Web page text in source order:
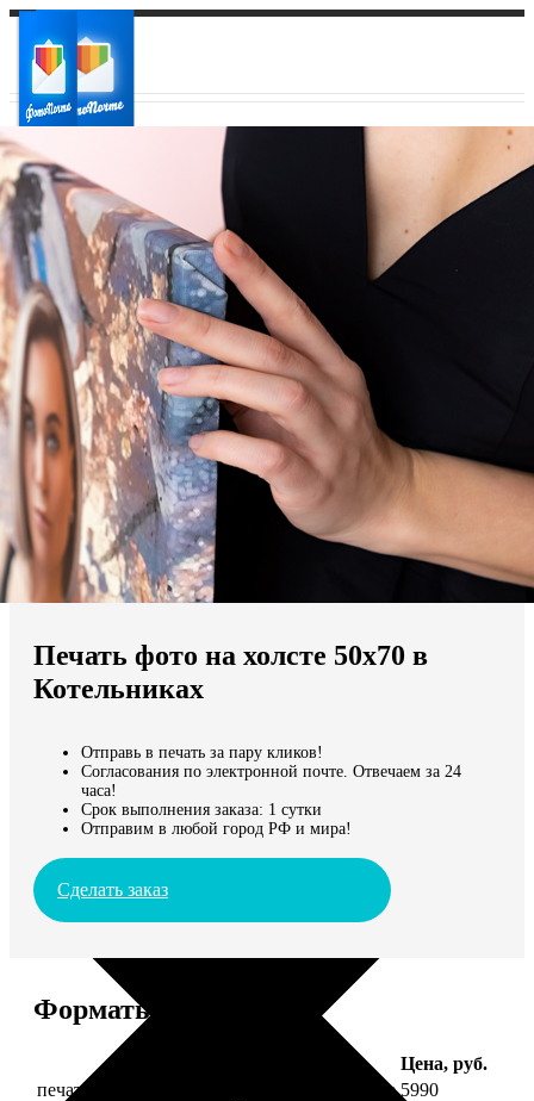
Ваш город:
Ваш регион доставки
Выберите из списка:
Мы доставляем по всему миру
Продолжить без города
Печать фото на холсте 50х70 в
Котельниках
Отправь в печать за пару кликов!
Согласования по электронной почте. Отвечаем за 24
часа!
Срок выполнения заказа: 1 сутки
Отправим в любой город РФ и мира!
Сделать заказ
Форматы и цены
Цена, руб.
печать фото на холсте 50х70 на подрамнике 5990